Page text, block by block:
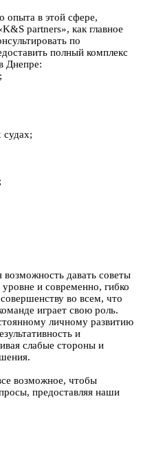
опыта в этой сфере,
partners», как главное
по
полный комплекс
Днепре:
судах;
давать советы
и современно, гибко
во всем, что
играет свою роль.
личному развитию
и
слабые стороны и
возможное, чтобы
предоставляя наши